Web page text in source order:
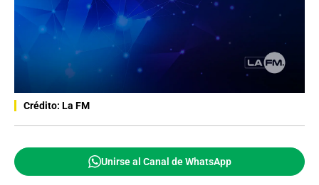
Crédito: La FM
Unirse al Canal de WhatsApp